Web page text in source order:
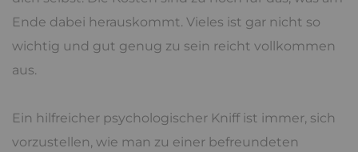
Ende dabei herauskommt. Vieles ist gar nicht so
wichtig und gut genug zu sein reicht vollkommen
aus.
Ein hilfreicher psychologischer Kniff ist immer, sich
vorzustellen, wie man zu einer befreundeten